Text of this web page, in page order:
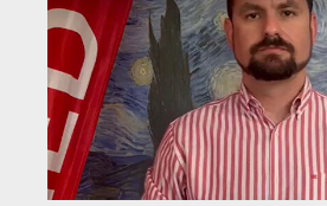
Síganos